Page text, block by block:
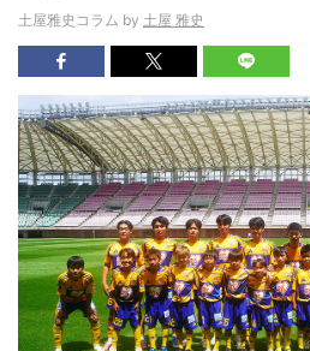
土屋雅史コラム by 土屋 雅史